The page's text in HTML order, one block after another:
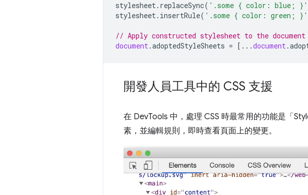
stylesheet. replaceSync( '.some { color: blue; }'
stylesheet. insertRule( '.some { color: green; }'
// Apply constructed stylesheet to the document
document.adoptedStyleSheets = [...document.
開發人員工具中的 CSS 支援
在 DevTools 中，處理 CSS 時最常用的功能是「
素，並編輯規則，即時查看頁面上的變更。